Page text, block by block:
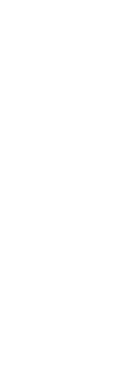
Sie